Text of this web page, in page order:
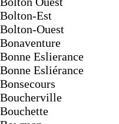
Bolton-Est
Bolton-Ouest
Bonaventure
Bonne Eslierance
Bonne Esliérance
Bonsecours
Boucherville
Bouchette